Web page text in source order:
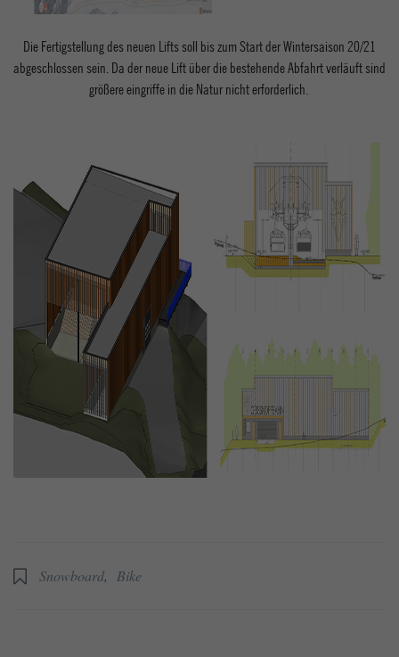
Die Fertigstellung des neuen Lifts soll bis zum Start der Wintersaison 20/21
abgeschlossen sein. Da der neue Lift über die bestehende Abfahrt verläuft sind
größere eingriffe in die Natur nicht erforderlich.
Snowboard, Bike